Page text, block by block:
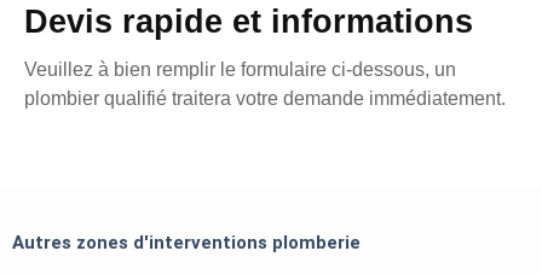
Devis rapide et informations
Veuillez à bien remplir le formulaire ci-dessous, un
plombier qualifié traitera votre demande immédiatement.
Autres zones d'interventions plomberie